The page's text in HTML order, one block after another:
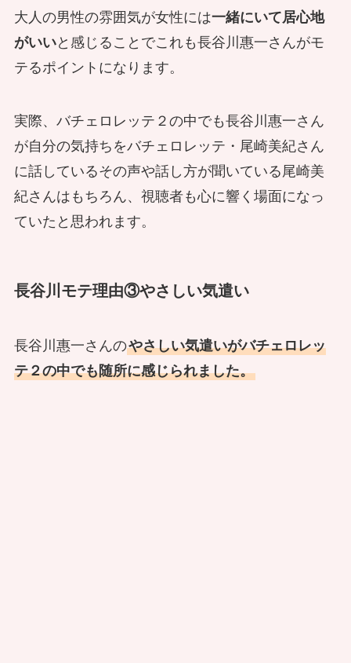
大人の男性の雰囲気が女性には一緒にいて居心地
がいいと感じることでこれも長谷川惠一さんがモ
テるポイントになります。
実際、バチェロレッテ２の中でも長谷川惠一さん
が自分の気持ちをバチェロレッテ・尾崎美紀さん
に話しているその声や話し方が聞いている尾崎美
紀さんはもちろん、視聴者も心に響く場面になっ
ていたと思われます。
長谷川モテ理由③やさしい気遣い
長谷川惠一さんのやさしい気遣いがバチェロレッ
テ２の中でも随所に感じられました。